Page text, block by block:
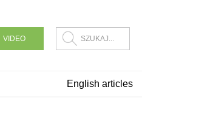
VIDEO
English articles